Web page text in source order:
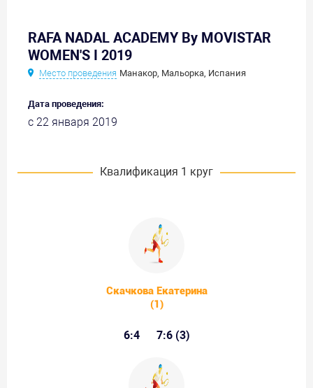
RAFA NADAL ACADEMY By MOVISTAR
WOMEN'S I 2019
Место проведения Манакор, Мальорка, Испания
Дата проведения:
с 22 января 2019
Квалификация 1 круг
Скачкова Екатерина
(1)
6:4 7:6 (3)